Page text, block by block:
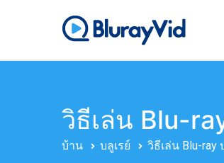
เค
วิธีเล่น Blu-
บ้าน บลูเรย์ วิธีเล่น Blu-ray